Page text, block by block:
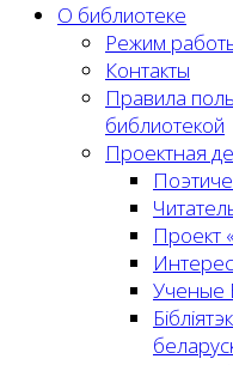
О библиотеке
Режим
Контакты
Правила
библиотекой
Проектная
Проект
Ученые